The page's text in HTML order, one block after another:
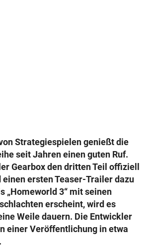
Strategiespielen genießt die
seit Jahren einen guten Ruf.
Gearbox den dritten Teil offiziell
ersten Teaser-Trailer dazu
„Homeworld 3“ mit seinen
erscheint, wird es
Weile dauern. Die Entwickler
einer Veröffentlichung in etwa